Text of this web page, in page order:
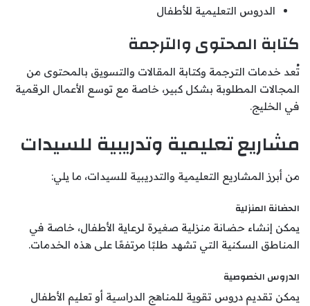
الدروس التعليمية للأطفال
كتابة المحتوى والترجمة
تُعد خدمات الترجمة وكتابة المقالات والتسويق بالمحتوى من
المجالات المطلوبة بشكل كبير، خاصة مع توسع الأعمال الرقمية
في الخليج.
مشاريع تعليمية وتدريبية للسيدات
من أبرز المشاريع التعليمية والتدريبية للسيدات، ما يلي:
الحضانة المنزلية
يمكن إنشاء حضانة منزلية صغيرة لرعاية الأطفال، خاصة في
المناطق السكنية التي تشهد طلبًا مرتفعًا على هذه الخدمات.
الدروس الخصوصية
يمكن تقديم دروس تقوية للمناهج الدراسية أو تعليم الأطفال